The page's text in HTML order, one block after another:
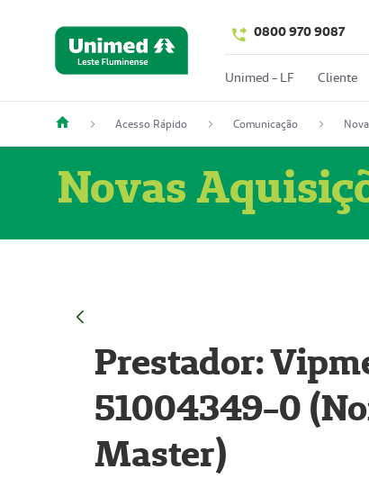
0800 970 9087
Unimed - LF Cliente
Acesso Rápido Comunicação
Novas
Prestador:
51004349-0
Master)